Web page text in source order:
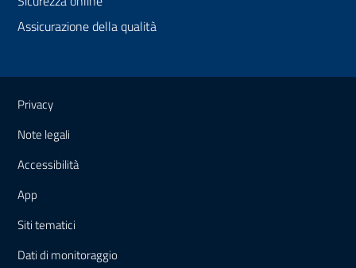
Assicurazione della qualità
Link e informazioni utili
Privacy
Note legali
Accessibilità
App
Siti tematici
Dati di monitoraggio